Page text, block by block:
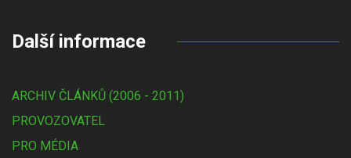
Další informace
ARCHIV ČLÁNKŮ (2006 - 2011)
PROVOZOVATEL
PRO MÉDIA